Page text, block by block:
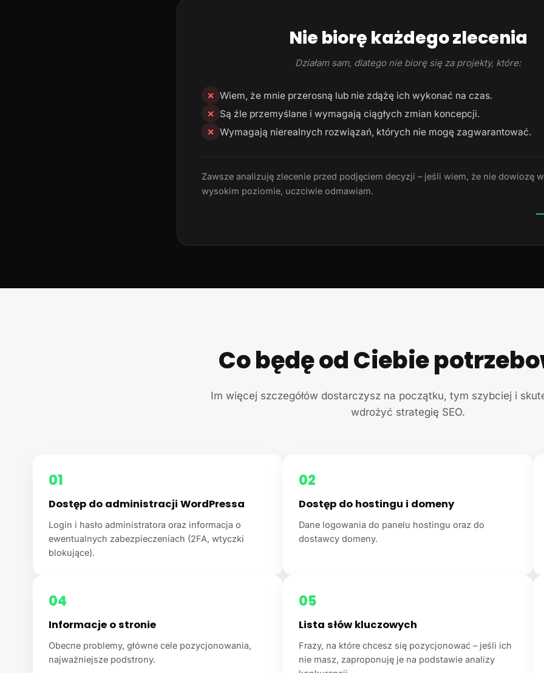
Nie biorę każdego zlecenia
Działam sam, dlatego nie biorę się za projekty, które:
✕ Wiem, że mnie przerosną lub nie zdążę ich wykonać na czas.
✕ Są źle przemyślane i wymagają ciągłych zmian koncepcji.
✕ Wymagają nierealnych rozwiązań, których nie mogę zagwarantować.
Zawsze analizuję zlecenie przed podjęciem decyzji – jeśli wiem, że nie dowiozę
wysokim poziomie, uczciwie odmawiam.
—
Co będę od Ciebie
Im więcej szczegółów dostarczysz na początku, tym szybciej i
wdrożyć strategię SEO.
01
Dostęp do administracji WordPressa
Login i hasło administratora oraz informacja o
ewentualnych zabezpieczeniach (2FA, wtyczki
blokujące).
02
Dostęp do hostingu i domeny
Dane logowania do panelu hostingu oraz do
dostawcy domeny.
04
Informacje o stronie
Obecne problemy, główne cele pozycjonowania,
najważniejsze podstrony.
05
Lista słów kluczowych
Frazy, na które chcesz się pozycjonować – jeśli ich
nie masz, zaproponuję je na podstawie analizy